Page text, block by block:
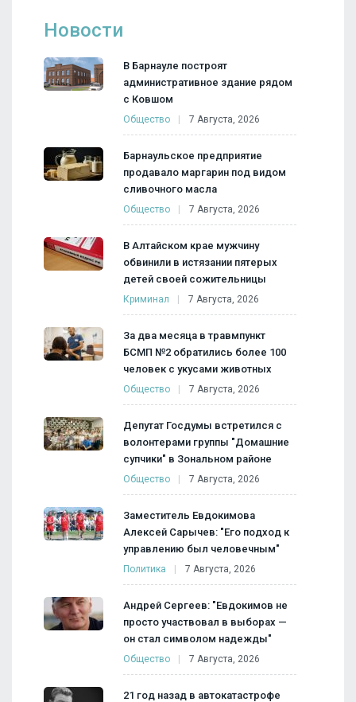
Новости
В Барнауле построят
административное здание рядом
с Ковшом
Общество 7 Августа, 2026
Барнаульское предприятие
продавало маргарин под видом
сливочного масла
Общество 7 Августа, 2026
В Алтайском крае мужчину
обвинили в истязании пятерых
детей своей сожительницы
Криминал 7 Августа, 2026
За два месяца в травмпункт
БСМП №2 обратились более 100
человек с укусами животных
Общество 7 Августа, 2026
Депутат Госдумы встретился с
волонтерами группы "Домашние
супчики" в Зональном районе
Общество 7 Августа, 2026
Заместитель Евдокимова
Алексей Сарычев: "Его подход к
управлению был человечным"
Политика 7 Августа, 2026
Андрей Сергеев: "Евдокимов не
просто участвовал в выборах —
он стал символом надежды"
Общество 7 Августа, 2026
21 год назад в автокатастрофе